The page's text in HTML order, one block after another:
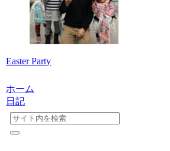
Easter Party
ホーム
日記